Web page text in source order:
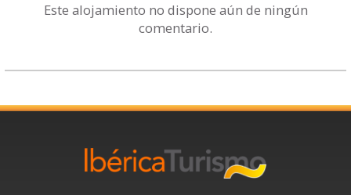
Este alojamiento no dispone aún de ningún
comentario.